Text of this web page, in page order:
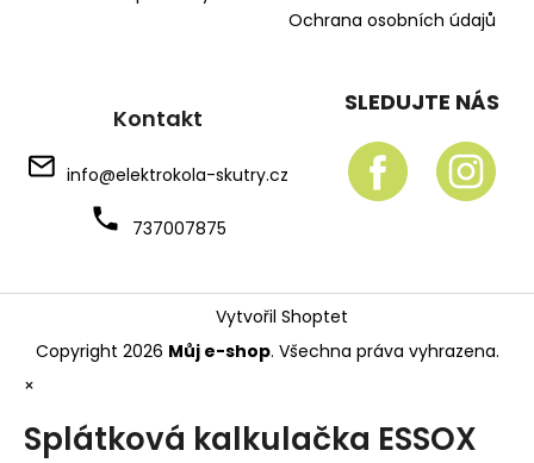
Ochrana osobních údajů
Kontakt
info@elektrokola-skutry.cz
737007875
SLEDUJTE NÁS
Vytvořil Shoptet
Copyright 2026 Můj e-shop. Všechna práva vyhrazena.
×
Splátková kalkulačka ESSOX